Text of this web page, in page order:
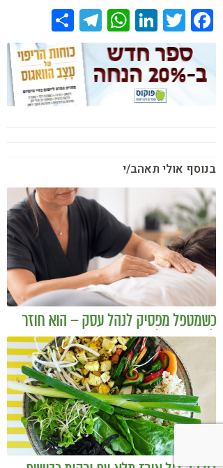
Facebook
Twitter
LinkedIn
WhatsApp
Telegram
בנוסף אולי תאהב/י
כשמטפל מפסיק לנהל עסק – הוא חוזר
להיות מטפל